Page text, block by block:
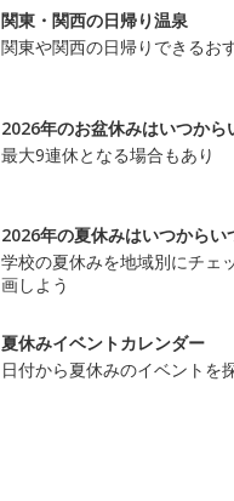
関東・関西の日帰り温泉
関東や関西の日帰りできるお
2026年のお盆休みはいつから
最大9連休となる場合もあり
2026年の夏休みはいつからい
学校の夏休みを地域別にチェ
画しよう
夏休みイベントカレンダー
日付から夏休みのイベントを